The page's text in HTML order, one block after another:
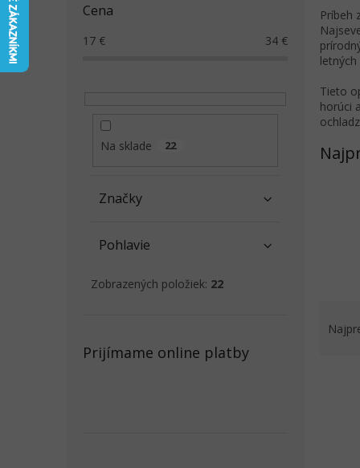
Cena
17 € 34 €
Na sklade 22
Značky
Pohlavie
Zobrazených položiek: 22
Prijímame online platby
Príbeh
letných
Tieto
horúci